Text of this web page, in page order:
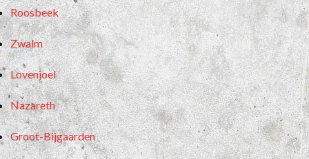
Roosbeek
Zwalm
Lovenjoel
Nazareth
Groot-Bijgaarden